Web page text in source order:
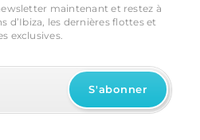
maintenant et restez à
d’Ibiza, les dernières flottes et
exclusives.